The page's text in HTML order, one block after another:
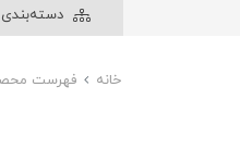
دسته‌بندی
خانه فهرست